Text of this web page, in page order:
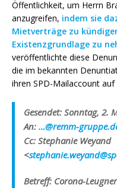
Öffentlichkeit, um Herrn
anzugreifen, indem sie
Mietverträge zu
Existenzgrundlage zu
veröffentlichte diese
die im bekannten
ihren SPD-Mailaccount
Gesendet: Sonntag, 2.
An: …@remm-
Cc: Stephanie Weyand
<
Betreff: Corona-